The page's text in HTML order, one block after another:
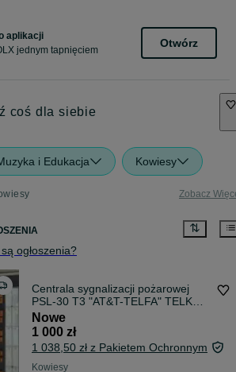
aplikacji
jednym tapnięciem
Otwórz
coś dla siebie
i Edukacja Kowiesy
Zobacz
ogłoszenia?
Centrala sygnalizacji pożarowej
PSL-30 T3 "AT&T-TELFA" TELKOM
- przystawka sygnalizacji pożaru
NOWA rok 1989
Nowe
1 000 zł
1 038,50 zł z Pakietem Ochronnym
Kowiesy